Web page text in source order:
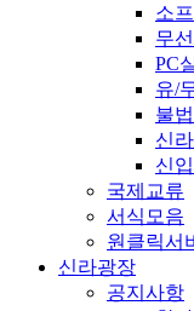
소
무
PC
유/
불
신
신
국제교류
서식모음
원클릭서
신라광장
공지사항